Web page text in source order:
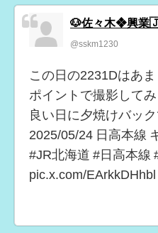
🐶佐々木❖興
@sskm1230
この日の2231Dはあ
ポイントで撮影して
良い日に夕焼けバッ
2025/05/24 日高本線
#JR北海道 #日高本線
pic.x.com/EArkkDHhbl